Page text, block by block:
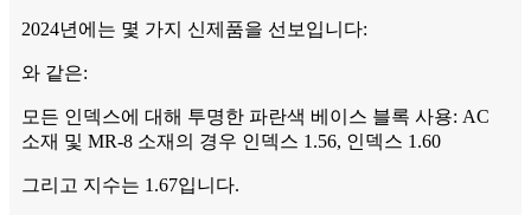
2024년에는 몇 가지 신제품을 선보입니다:
와 같은:
모든 인덱스에 대해 투명한 파란색 베이스 블록 사용: AC
소재 및 MR-8 소재의 경우 인덱스 1.56, 인덱스 1.60
그리고 지수는 1.67입니다.